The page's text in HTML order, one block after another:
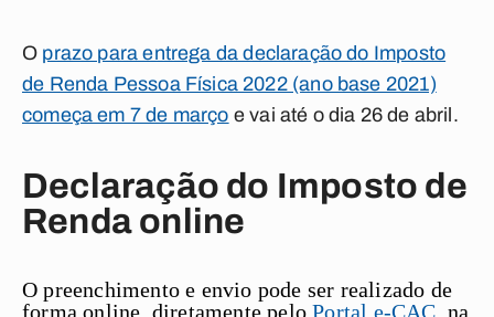
O prazo para entrega da declaração do Imposto
de Renda Pessoa Física 2022 (ano base 2021)
começa em 7 de março e vai até o dia 26 de abril.
Declaração do Imposto de
Renda online
O preenchimento e envio pode ser realizado de
forma online, diretamente peloPortal e-CAC , na